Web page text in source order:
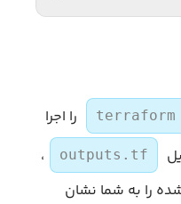
terraform
را اجرا
outputs.tf
،
را به شما نشان